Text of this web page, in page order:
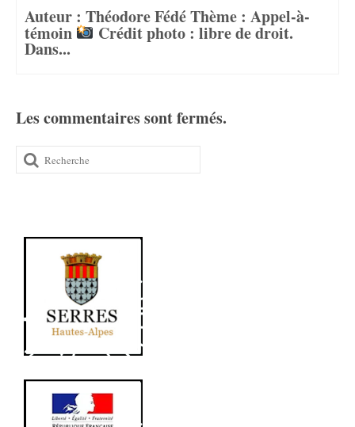
Auteur : Théodore Fédé Thème : Appel-à-
témoin Crédit photo : libre de droit.
Dans...
Les commentaires sont fermés.
Rechercher
: